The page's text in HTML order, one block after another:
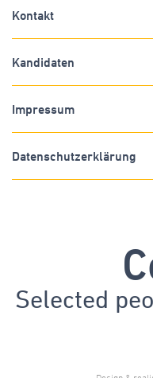
Kontakt
Kandidaten
Impressum
Datenschutzerklärung
Selected